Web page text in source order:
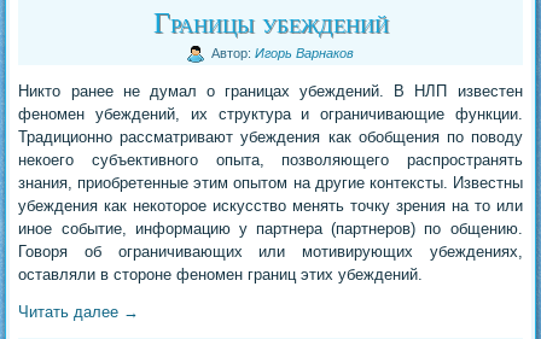
Границы убеждений
Автор: Игорь Варнаков
Никто ранее не думал о границах убеждений. В НЛП известен
феномен убеждений, их структура и ограничивающие функции.
Традиционно рассматривают убеждения как обобщения по поводу
некоего субъективного опыта, позволяющего распространять
знания, приобретенные этим опытом на другие контексты. Известны
убеждения как некоторое искусство менять точку зрения на то или
иное событие, информацию у партнера (партнеров) по общению.
Говоря об ограничивающих или мотивирующих убеждениях,
оставляли в стороне феномен границ этих убеждений.
Читать далее →